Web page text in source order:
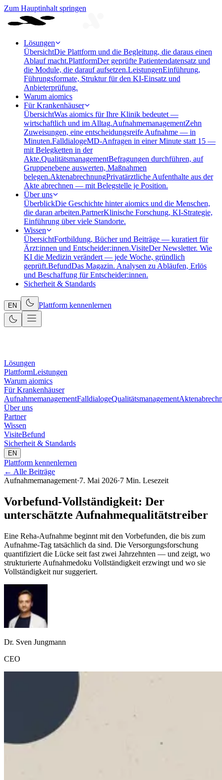
Zum Hauptinhalt springen
Lösungen
ÜbersichtDie Plattform und die Begleitung, die daraus einen
Ablauf macht.PlattformDer geprüfte Patientendatensatz und
die Module, die darauf aufsetzen.LeistungenEinführung,
Führungsformate, Struktur für den KI-Einsatz und
Anbieterprüfung.
Warum aiomics
Für Krankenhäuser
ÜbersichtWas aiomics für Ihre Klinik bedeutet —
wirtschaftlich und im Alltag.AufnahmemanagementZehn
Zuweisungen, eine entscheidungsreife Aufnahme — in
Minuten.FalldialogeMD-Anfragen in einer Minute statt 15 —
mit Belegketten in der
Akte.QualitätsmanagementBefragungen durchführen, auf
Gruppenebene auswerten, Maßnahmen
belegen.AktenabrechnungPrivatärztliche Aufenthalte aus der
Akte abrechnen — mit Belegstelle je Position.
Über uns
ÜberblickDie Geschichte hinter aiomics und die Menschen,
die daran arbeiten.PartnerKlinische Forschung, KI-Strategie,
Einführung über viele Standorte.
Wissen
ÜbersichtFortbildung, Bücher und Beiträge — kuratiert für
Ärzt:innen und Entscheider:innen.VisiteDer Newsletter. Wie
KI die Medizin verändert — jede Woche, gründlich
geprüft.BefundDas Magazin. Analysen zu Abläufen, Erlös
und Beschaffung für Entscheider:innen.
Sicherheit & Standards
EN Plattform kennenlernen
Lösungen
PlattformLeistungen
Warum aiomics
Für Krankenhäuser
AufnahmemanagementFalldialogeQualitätsmanagement
Über uns
Partner
Wissen
VisiteBefund
Sicherheit & Standards
EN
Plattform kennenlernen
← Alle Beiträge
Aufnahmemanagement·7. Mai 2026·7 Min. Lesezeit
Vorbefund-Vollständigkeit: Der
unterschätzte Aufnahmequalitätstreiber
Eine Reha-Aufnahme beginnt mit den Vorbefunden, die bis zum
Aufnahme-Tag tatsächlich da sind. Die Versorgungsforschung
quantifiziert die Lücke seit fast zwei Jahrzehnten — und zeigt, wo
strukturierte Aufnahmedoku Vollständigkeit erzwingt und wo sie
Vollständigkeit nur suggeriert.
Dr. Sven Jungmann
CEO